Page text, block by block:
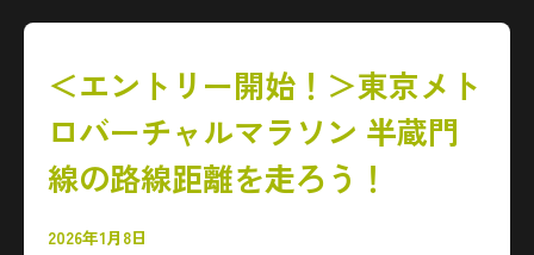
＜エントリー開始！＞東京メト
ロバーチャルマラソン 半蔵門
線の路線距離を走ろう！
2026年1月8日